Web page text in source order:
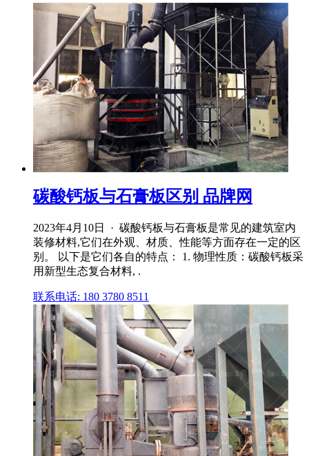
碳酸钙板与石膏板区别 品牌网
2023年4月10日 · 碳酸钙板与石膏板是常见的建筑室内
装修材料,它们在外观、材质、性能等方面存在一定的区
别。 以下是它们各自的特点： 1. 物理性质：碳酸钙板采
用新型生态复合材料, .
联系电话: 180 3780 8511